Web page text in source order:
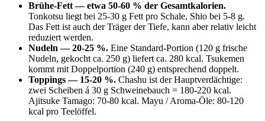
Brühe-Fett — etwa 50-60 % der Gesamtkalorien.
Tonkotsu liegt bei 25-30 g Fett pro Schale, Shio bei 5-8 g.
Das Fett ist auch der Träger der Tiefe, kann aber relativ leicht
reduziert werden.
Nudeln — 20-25 %. Eine Standard-Portion (120 g frische
Nudeln, gekocht ca. 250 g) liefert ca. 280 kcal. Tsukemen
kommt mit Doppelportion (240 g) entsprechend doppelt.
Toppings — 15-20 %. Chashu ist der Hauptverdächtige:
zwei Scheiben á 30 g Schweinebauch = 180-220 kcal.
Ajitsuke Tamago: 70-80 kcal. Mayu / Aroma-Öle: 80-120
kcal pro Teelöffel.